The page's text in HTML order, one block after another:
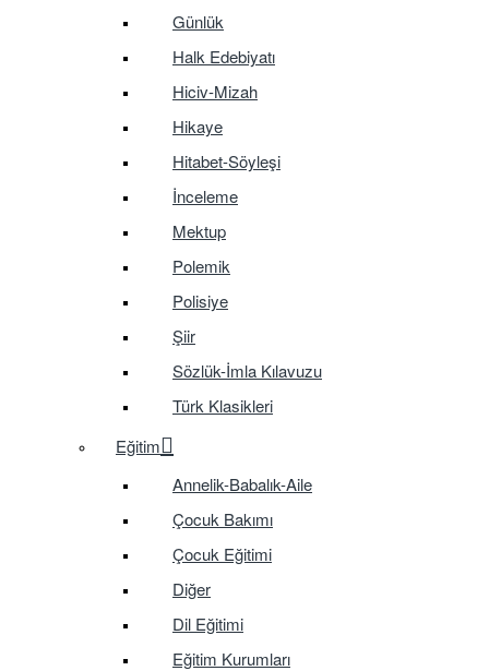
Günlük
Halk Edebiyatı
Hiciv-Mizah
Hikaye
Hitabet-Söyleşi
İnceleme
Mektup
Polemik
Polisiye
Şiir
Sözlük-İmla Kılavuzu
Türk Klasikleri
Eğitim
Annelik-Babalık-Aile
Çocuk Bakımı
Çocuk Eğitimi
Diğer
Dil Eğitimi
Eğitim Kurumları